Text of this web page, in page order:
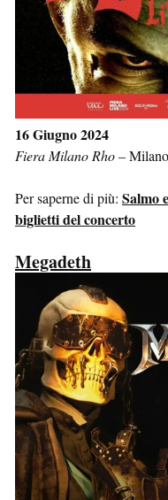
16 Giugno 2024
Fiera Milano Rho–Milano
Per saperne di più: Salmo
biglietti del concerto
Megadeth